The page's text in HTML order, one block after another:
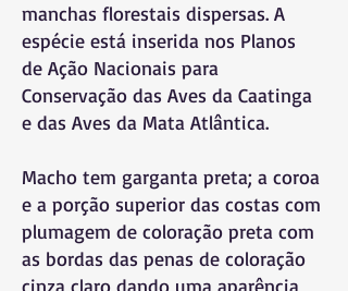
manchas florestais dispersas. A
espécie está inserida nos Planos
de Ação Nacionais para
Conservação das Aves da Caatinga
e das Aves da Mata Atlântica.
Macho tem garganta preta; a coroa
e a porção superior das costas com
plumagem de coloração preta com
as bordas das penas de coloração
cinza claro dando uma aparência